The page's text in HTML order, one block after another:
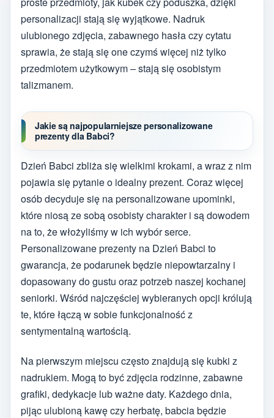
personalizacji stają się wyjątkowe. Nadruk
ulubionego zdjęcia, zabawnego hasła czy cytatu
sprawia, że stają się one czymś więcej niż tylko
przedmiotem użytkowym – stają się osobistym
talizmanem.
Jakie są najpopularniejsze personalizowane
prezenty dla Babci?
Dzień Babci zbliża się wielkimi krokami, a wraz z nim
pojawia się pytanie o idealny prezent. Coraz więcej
osób decyduje się na personalizowane upominki,
które niosą ze sobą osobisty charakter i są dowodem
na to, że włożyliśmy w ich wybór serce.
Personalizowane prezenty na Dzień Babci to
gwarancja, że podarunek będzie niepowtarzalny i
dopasowany do gustu oraz potrzeb naszej kochanej
seniorki. Wśród najczęściej wybieranych opcji królują
te, które łączą w sobie funkcjonalność z
sentymentalną wartością.
Na pierwszym miejscu często znajdują się kubki z
nadrukiem. Mogą to być zdjęcia rodzinne, zabawne
grafiki, dedykacje lub ważne daty. Każdego dnia,
pijąc ulubioną kawę czy herbatę, babcia będzie